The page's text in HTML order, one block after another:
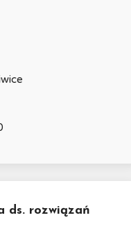
ds. rozwiązań